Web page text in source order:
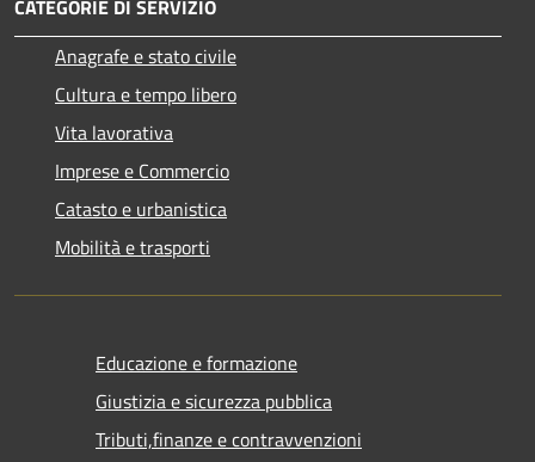
CATEGORIE DI SERVIZIO
Anagrafe e stato civile
Cultura e tempo libero
Vita lavorativa
Imprese e Commercio
Catasto e urbanistica
Mobilità e trasporti
Educazione e formazione
Giustizia e sicurezza pubblica
Tributi,finanze e contravvenzioni